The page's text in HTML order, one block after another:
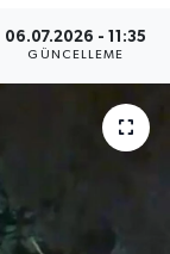
06.07.2026 - 11:35
GÜNCELLEME